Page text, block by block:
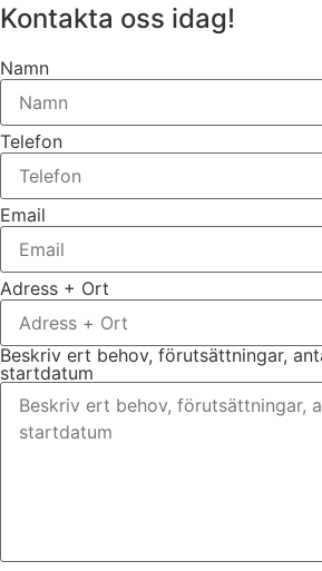
Kontakta oss idag!
Namn
Telefon
Email
Adress + Ort
Beskriv ert behov, förutsättningar,
startdatum